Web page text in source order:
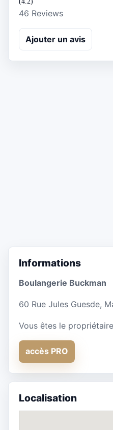
46 Reviews
Ajouter un avis
Informations
Boulangerie Buckman
60 Rue Jules Guesde,
Vous êtes le
accès PRO
Localisation